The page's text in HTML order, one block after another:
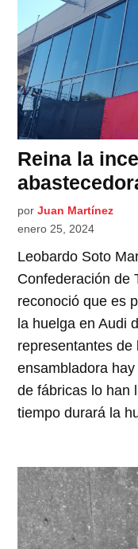
Reina la
por Juan Martínez
enero 25, 2024
Leobardo Soto
Confederación de
reconoció que es
la huelga en Audi
representantes
ensambladora
de fábricas lo han
tiempo durará la